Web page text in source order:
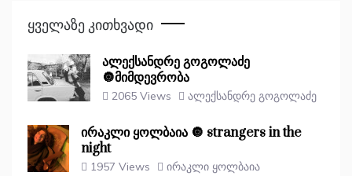
Ყველაზე Კითხვადი
ალექსანდრე გოგოლაძე
🔘მიმდევრობა
2065 Views ალექსანდრე გოგოლაძე
ირაკლი ყოლბაია 🔘 strangers in the
night
1957 Views ირაკლი ყოლბაია